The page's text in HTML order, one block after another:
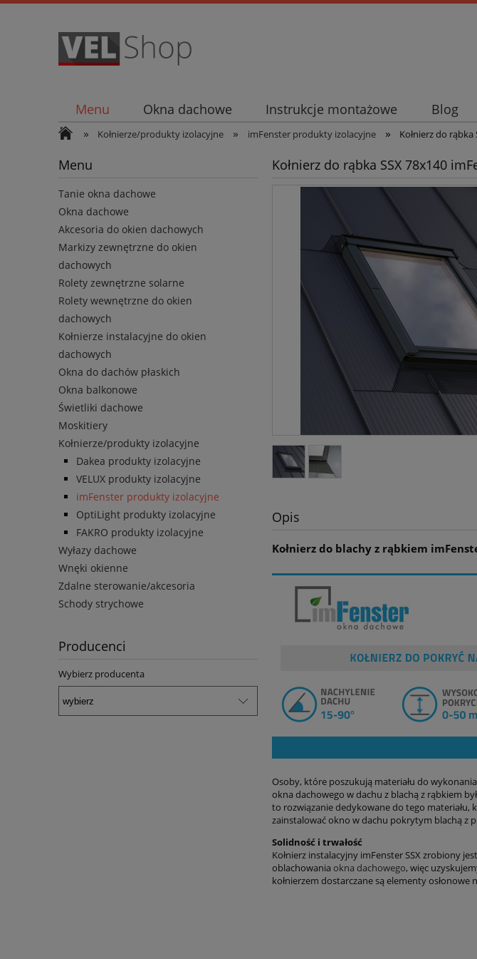
Menu Okna dachowe Instrukcje montażowe Blog
» Kołnierze/produkty izolacyjne » imFenster produkty izolacyjne » Kołnierz do
Menu
Tanie okna dachowe
Okna dachowe
Akcesoria do okien dachowych
Markizy zewnętrzne do okien
dachowych
Rolety zewnętrzne solarne
Rolety wewnętrzne do okien
dachowych
Kołnierze instalacyjne do okien
dachowych
Okna do dachów płaskich
Okna balkonowe
Świetliki dachowe
Moskitiery
Kołnierze/produkty izolacyjne
Dakea produkty izolacyjne
VELUX produkty izolacyjne
imFenster produkty izolacyjne
OptiLight produkty izolacyjne
FAKRO produkty izolacyjne
Wyłazy dachowe
Wnęki okienne
Zdalne sterowanie/akcesoria
Schody strychowe
Producenci
Wybierz producenta
Kołnierz do rąbka SSX 78x140
Opis
Kołnierz do blachy z rąbkiem
Osoby, które poszukują materiału do
okna dachowego w dachu z blachą z rąbkiem
to rozwiązanie dedykowane do tego materiału,
zainstalować okno w dachu pokrytym blachą z
Solidność i trwałość
Kołnierz instalacyjny imFenster SSX zrobiony
oblachowania okna dachowego, więc
kołnierzem dostarczane są elementy